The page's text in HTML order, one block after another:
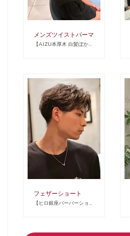
メンズツイストパーマ
【AIZU本厚木 白髪ぼかし
フェザーショート
【ヒロ銀座バーバーショッ